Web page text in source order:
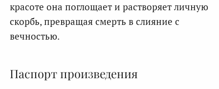
красоте она поглощает и растворяет личную
скорбь, превращая смерть в слияние с
вечностью.
Паспорт произведения